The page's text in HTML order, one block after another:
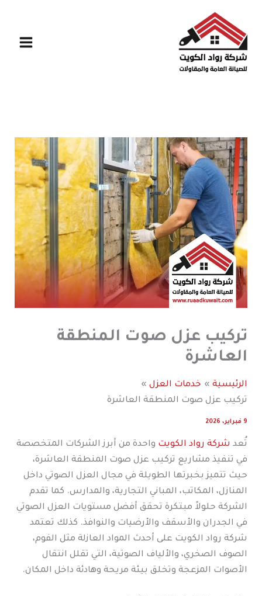
المحتوى
تركيب عزل صوت المنطقة
العاشرة
الرئيسية
خدمات العزل
تركيب عزل صوت المنطقة العاشرة
9 فبراير، 2026
تُعد شركة رواد الكويت واحدة من أبرز الشركات المتخصصة
في تنفيذ مشاريع تركيب عزل صوت المنطقة العاشرة،
حيث تتميز بخبرتها الطويلة في مجال العزل الصوتي داخل
المنازل، المكاتب، المباني التجارية، والمدارس. كما تقدم
الشركة حلولاً مبتكرة تحقق أفضل مستويات العزل الصوتي
في الجدران والأسقف والأرضيات والنوافذ. كذلك تعتمد
شركة رواد الكويت على أحدث المواد العازلة مثل الفوم،
الصوف الصخري، والألياف الصوتية، التي تقلل انتقال
الأصوات المزعجة وتخلق بيئة مريحة وهادئة داخل المكان.